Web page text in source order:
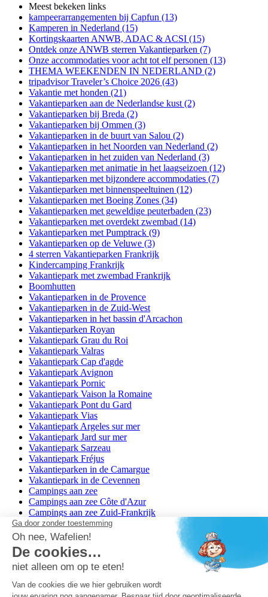
Meest bekeken links
kampeerarrangementen bij Capfun (13)
Kamperen in Nederland (15)
Kortingskaarten ANWB, ADAC & ACSI (15)
Ontdek onze ANWB sterren Vakantieparken (7)
Onze accommodaties voor acht tot elf personen (13)
THEMA WEEKENDEN IN NEDERLAND (2)
tripadvisor Traveler’s Choice 2026 (43)
Vakantie met honden (21)
Vakantieparken aan de Nederlandse kust (2)
Vakantieparken bij Breda (2)
Vakantieparken bij Ommen (3)
Vakantieparken in de buurt van Salou (2)
Vakantieparken in het Noorden van Nederland (2)
Vakantieparken in het zuiden van Nederland (3)
Vakantieparken met animatie in het laagseizoen (12)
Vakantieparken met bijzondere accommodaties (7)
Vakantieparken met binnenspeeltuinen (12)
Vakantieparken met Boeing Zones (34)
Vakantieparken met geweldige peuterbaden (23)
Vakantieparken met overdekt zwembad (14)
Vakantieparken met Pumptrack (9)
Vakantieparken op de Veluwe (3)
4 sterren Vakantieparken Frankrijk
Kindercamping Frankrijk
Vakantiepark met zwembad Frankrijk
Boomhutten
Vakantieparken in de Provence
Vakantieparken in de Zuid-West
Vakantieparken in het bassin d'Arcachon
Vakantieparken Royan
Vakantiepark Grau du Roi
Vakantiepark Valras
Vakantiepark Cap d'agde
Vakantiepark Avignon
Vakantiepark Pornic
Vakantiepark Vaison la Romaine
Vakantiepark Pont du Gard
Vakantiepark Vias
Vakantiepark Argeles sur mer
Vakantiepark Jard sur mer
Vakantiepark Sarzeau
Vakantiepark Fréjus
Vakantieparken in de Camargue
Vakantiepark in de Cevennen
Campings aan zee
Campings aan zee Côte d'Azur
Campings aan zee Zuid-Frankrijk
Camping aan een meer
Campings aan de Duitse grens
Campings op de Veluwe
Campings in het Noorden van Nederland
Campings in het Zuiden van Nederland
Copyright Capfun 2026 ©